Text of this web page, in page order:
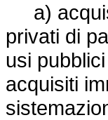
a)
privati di
usi
acquisiti